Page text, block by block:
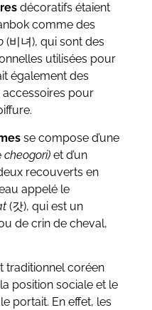
décoratifs étaient
comme des
(비녀), qui sont des
utilisées pour
également des
pour
se compose d’une
cheogori) et d’un
recouverts en
appelé le
(갓), qui est un
de crin de cheval,
traditionnel coréen
position sociale et le
portait. En effet, les